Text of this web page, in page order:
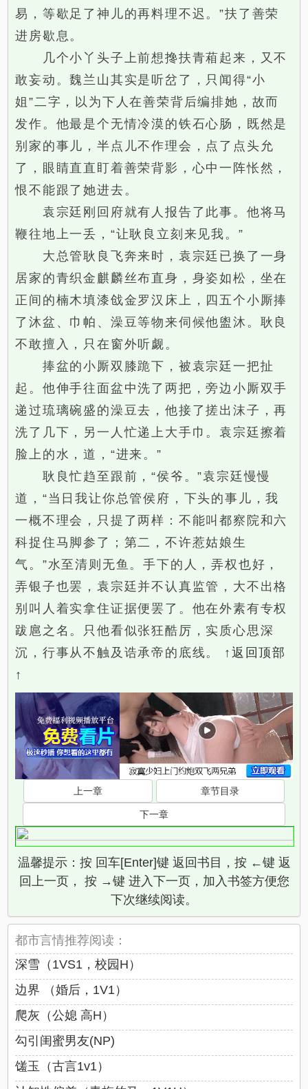
易，等歇足了神儿的再料理不迟。”扶了善荣
进房歇息。
几个小丫头子上前想搀扶青葙起来，又不
敢妄动。魏兰山其实是听岔了，只闻得“小
姐”二字，以为下人在善荣背后编排她，故而
发作。他最是个无情冷漠的铁石心肠，既然是
别家的事儿，半点儿不作理会，点了点头允
了，眼睛直直盯着善荣背影，心中一阵怅然，
恨不能跟了她进去。
袁宗廷刚回府就有人报告了此事。他将马
鞭往地上一丢，“让耿良立刻来见我。”
大总管耿良飞奔来时，袁宗廷已换了一身
居家的青织金麒麟丝布直身，身姿如松，坐在
正间的楠木填漆戗金罗汉床上，四五个小厮捧
了沐盆、巾帕、澡豆等物来伺候他盥沐。耿良
不敢擅入，只在窗外听觑。
捧盆的小厮双膝跪下，被袁宗廷一把扯
起。他伸手往面盆中洗了两把，旁边小厮双手
递过琉璃碗盛的澡豆去，他接了搓出沫子，再
洗了几下，另一人忙递上大手巾。袁宗廷擦着
脸上的水，道，“进来。”
耿良忙趋至跟前，“侯爷。”袁宗廷慢慢
道，“当日我让你总管侯府，下头的事儿，我
一概不理会，只提了两样：不能叫都察院和六
科捉住马脚参了；第二，不许惹姑娘生
气。”水至清则无鱼。手下的人，弄权也好，
弄银子也罢，袁宗廷并不认真监管，大不出格
别叫人着实拿住证据便罢了。他在外素有专权
跋扈之名。只他看似张狂酷厉，实质心思深
沉，行事从不触及诰承帝的底线。 ↑返回顶部
↑
上一章 章节目录
下一章
温馨提示：按 回车[Enter]键 返回书目，按 ←键 返
回上一页， 按 →键 进入下一页，加入书签方便您
下次继续阅读。
都市言情推荐阅读：
深雪（1VS1，校园H）
边界 （婚后，1V1）
爬灰（公媳 高H）
勾引闺蜜男友(NP)
馐玉（古言1v1）